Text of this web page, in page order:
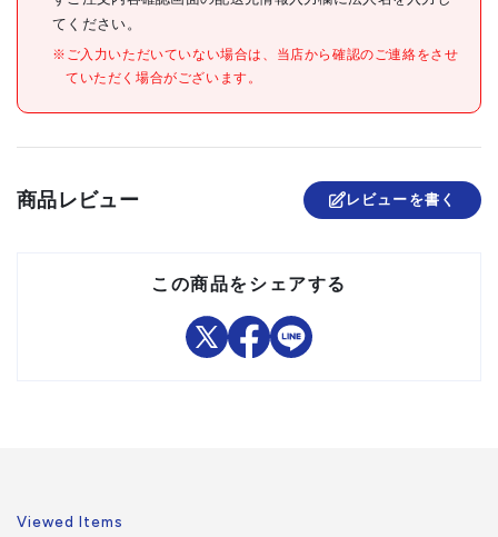
材質/仕上
●車輪:ゴム
注意事項
●車上渡しのため、お客様で
の荷降ろしが必要です。重量
物ですのでご注意ください。
てください。
※ご入力いただいていない場合は、当店から確認のご連絡をさせ
ていただく場合がございます。
商品レビュー レビューを書く
この商品をシェアする
Viewed Items